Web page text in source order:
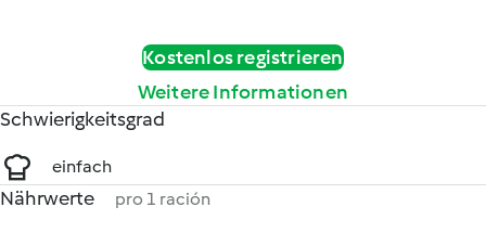
Kostenlos registrieren
Weitere Informationen
Schwierigkeitsgrad
einfach
Nährwerte pro 1 ración